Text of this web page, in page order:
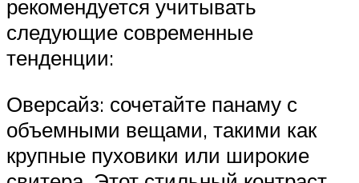
рекомендуется учитывать
следующие современные
тенденции:
Оверсайз: сочетайте панаму с
объемными вещами, такими как
крупные пуховики или широкие